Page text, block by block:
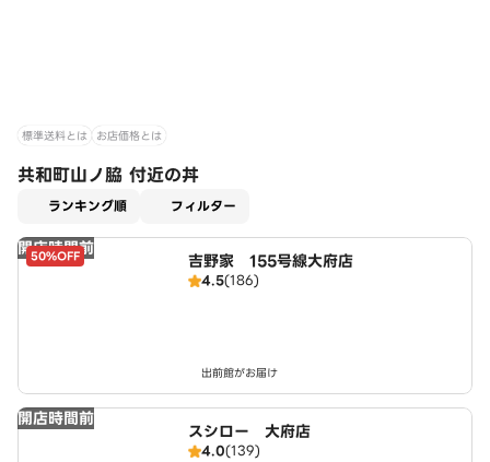
標準送料とは お店価格とは
共和町山ノ脇 付近の丼
ランキング順 フィルター
開店時間前
50%OFF 吉野家 155号線大府店
4.5(186)
出前館がお届け
開店時間前
スシロー 大府店
4.0(139)